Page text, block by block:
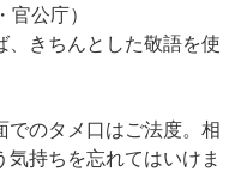
官公庁）
、きちんとした敬語を使
でのタメ口はご法度。相
持ちを忘れてはいけま